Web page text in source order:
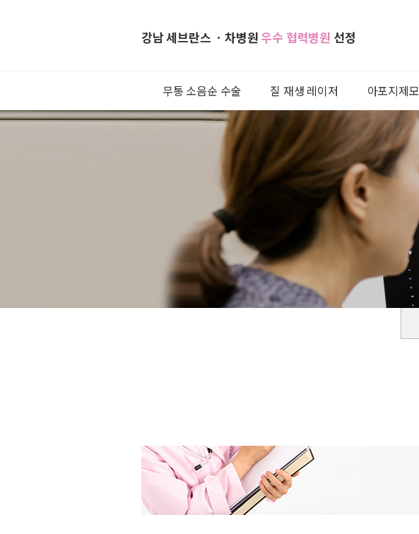
강남 세브란스 ㆍ차병원 우수 협력병원 선정
무통 소음순 수술 질 재생 레이저 아포지제모